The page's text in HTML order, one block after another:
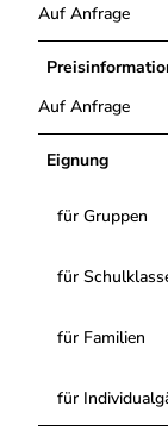
Auf Anfrage
Auf Anfrage
Eignung
für Gruppen
für
für Familien
für